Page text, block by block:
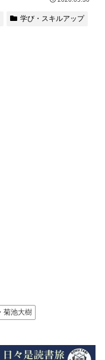
学び・スキルアップ
菊池大樹